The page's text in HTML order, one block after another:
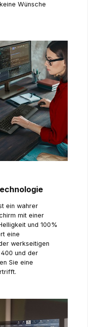
Wünsche
ein wahrer
mit einer
und 100%
eine
werkseitigen
und der
Sie eine